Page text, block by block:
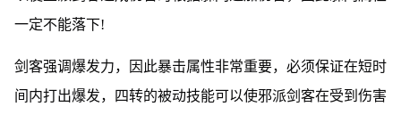
一定不能落下!
剑客强调爆发力，因此暴击属性非常重要，必须保证在短时
间内打出爆发，四转的被动技能可以使邪派剑客在受到伤害